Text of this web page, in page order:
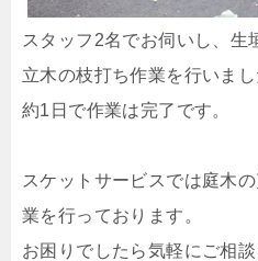
スタッフ2名でお伺いし、生
立木の枝打ち作業を行いまし
約1日で作業は完了です。
スケットサービスでは庭木
業を行っております。
お困りでしたら気軽にご相談